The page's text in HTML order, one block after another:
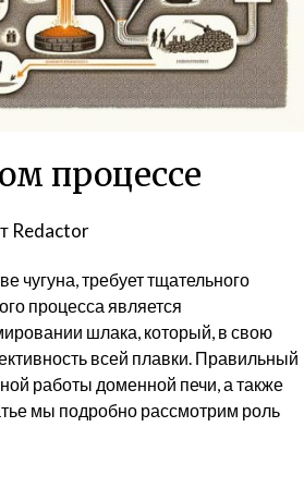
процессе
Redactor
чугуна, требует тщательного
процесса является
шлака, который, в свою
всей плавки. Правильный
работы доменной печи, а также
мы подробно рассмотрим роль